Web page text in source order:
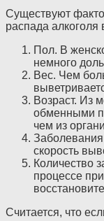
Существуют
распада алкоголя
Пол. В
немного
Вес. Чем
Возраст. Из
обменными
чем из
скорость
Количество
процессе
Считается, что